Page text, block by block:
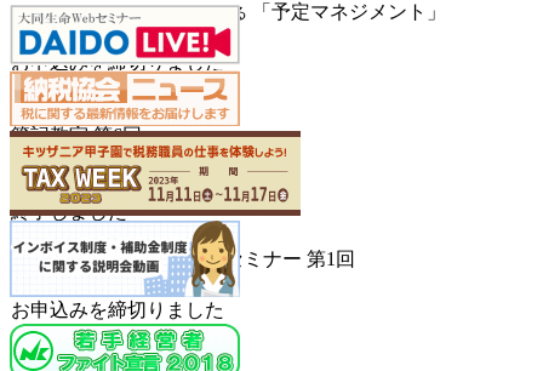
部下が報連相する仕組みが出来る
「予定マネジメント」
南納税協会
お申込みを締切りました
終了しました
2026.10.13
簿記教室 第6回
南納税協会
お申込みを締切りました
終了しました
2026.10.07
法人税申告書作成の仕方セミナー 第1回
お申込みを締切りました
終了しました
2026.10.06